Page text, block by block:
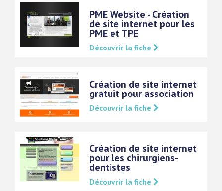
PME Website - Création
de site internet pour les
PME et TPE
Découvrir la fiche
Création de site internet
gratuit pour association
Découvrir la fiche
Création de site internet
pour les chirurgiens-
dentistes
Découvrir la fiche